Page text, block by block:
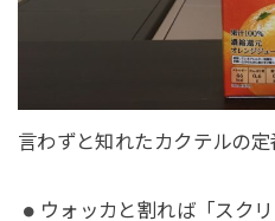
言わずと知れたカクテルの定
ウォッカと割れば「スクリ